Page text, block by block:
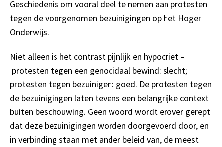
Geschiedenis om vooral deel te nemen aan protesten
tegen de voorgenomen bezuinigingen op het Hoger
Onderwijs.
Niet alleen is het contrast pijnlijk en hypocriet –
protesten tegen een genocidaal bewind: slecht;
protesten tegen bezuinigen: goed. De protesten tegen
de bezuinigingen laten tevens een belangrijke context
buiten beschouwing. Geen woord wordt erover gerept
dat deze bezuinigingen worden doorgevoerd door, en
in verbinding staan met ander beleid van, de meest